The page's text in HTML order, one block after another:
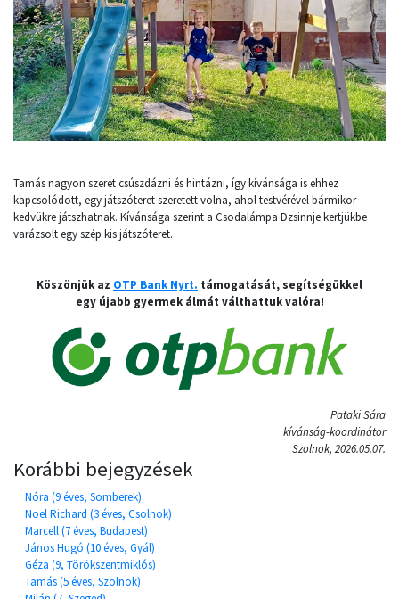
Tamás nagyon szeret csúszdázni és hintázni, így kívánsága is ehhez
kapcsolódott, egy játszóteret szeretett volna, ahol testvérével bármikor
kedvükre játszhatnak. Kívánsága szerint a Csodalámpa Dzsinnje kertjükbe
varázsolt egy szép kis játszóteret.
Köszönjük az OTP Bank Nyrt. támogatását, segítségükkel
egy újabb gyermek álmát válthattuk valóra!
Pataki Sára
kívánság-koordinátor
Szolnok, 2026.05.07.
Korábbi bejegyzések
Nóra (9 éves, Somberek)
Noel Richard (3 éves, Csolnok)
Marcell (7 éves, Budapest)
János Hugó (10 éves, Gyál)
Géza (9, Törökszentmiklós)
Tamás (5 éves, Szolnok)